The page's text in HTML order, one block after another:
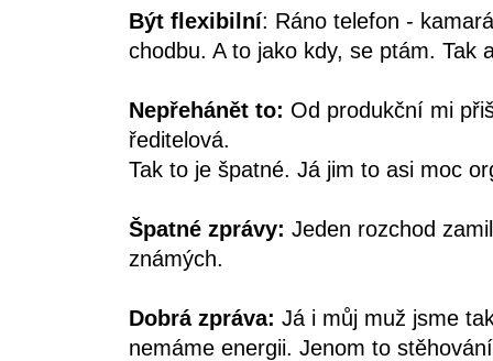
Být flexibilní: Ráno telefon -
chodbu. A to jako kdy, se ptám. Tak
Nepřehánět to: Od produkční mi
ředitelová.
Tak to je špatné. Já jim to asi moc
Špatné zprávy: Jeden rozchod
známých.
Dobrá zpráva: Já i můj muž jsme
nemáme energii. Jenom to